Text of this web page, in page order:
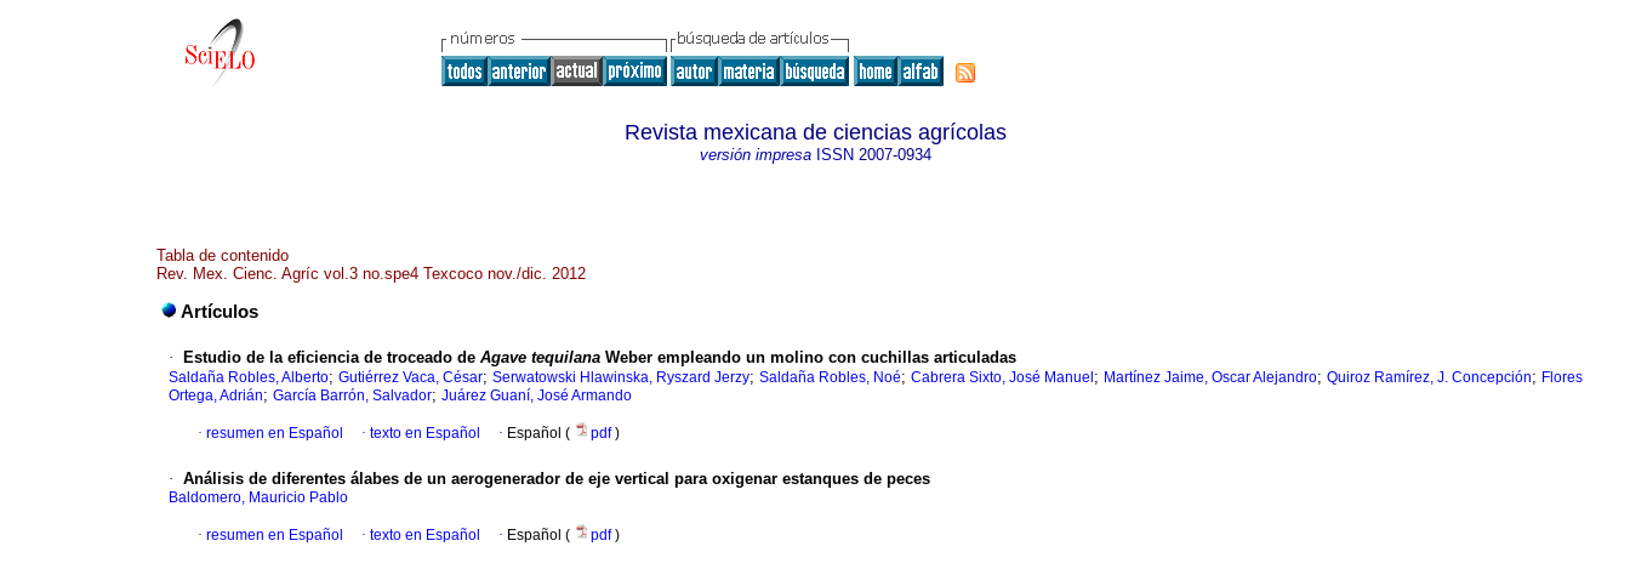
Revista mexicana de ciencias agrícolas
versión impresaISSN 2007-0934
Tabla de contenido
Rev. Mex. Cienc. Agríc vol.3 no.spe4 Texcoco nov./dic. 2012
Artículos
· Estudio de la eficiencia de troceado de Agave tequilana Weber empleando un molino con cuchillas articuladas
Saldaña Robles, Alberto; Gutiérrez Vaca, César; Serwatowski Hlawinska, Ryszard Jerzy; Saldaña Robles, Noé; Cabrera Sixto, José Manuel ; Martínez Jaime, Oscar Alejandro; Quiroz Ramírez, J. Concepción; Flores
Ortega, Adrián; García Barrón, Salvador; Juárez Guaní, José Armando
· resumen en Español · texto en Español · Español ( pdf)
· Análisis de diferentes álabes de un aerogenerador de eje vertical para oxigenar estanques de peces
Baldomero, Mauricio Pablo
· resumen en Español · texto en Español · Español ( pdf)